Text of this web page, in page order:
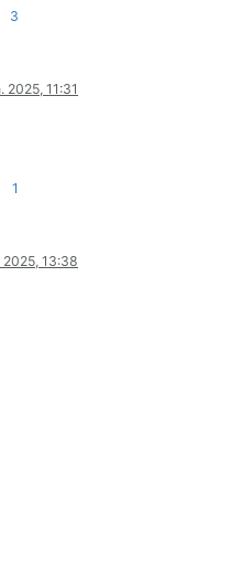
3
2025, 11:31
1
2025, 13:38